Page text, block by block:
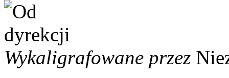
Wykaligrafowane przez